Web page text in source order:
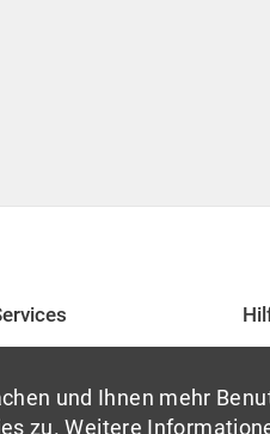
und Ihnen mehr
zu. Weitere